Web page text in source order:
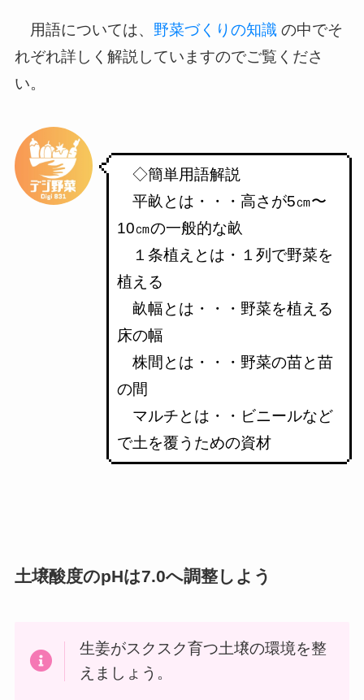
用語については、 野菜づくりの知識の中でそ
れぞれ詳しく解説していますのでご覧くださ
い。
◇簡単用語解説
平畝とは・・・高さが5㎝〜
10㎝の一般的な畝
１条植えとは・１列で野菜を
植える
畝幅とは・・・野菜を植える
床の幅
株間とは・・・野菜の苗と苗
の間
マルチとは・・ビニールなど
で土を覆うための資材
土壌酸度のpHは7.0へ調整しよう
生姜がスクスク育つ土壌の環境を整
えましょう。